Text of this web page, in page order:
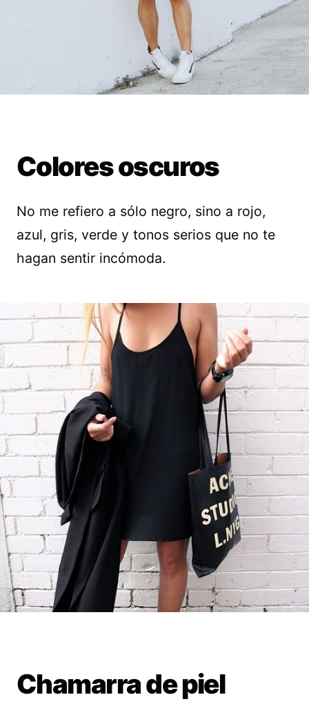
Colores oscuros
No me refiero a sólo negro, sino a rojo,
azul, gris, verde y tonos serios que no te
hagan sentir incómoda.
Chamarra de piel